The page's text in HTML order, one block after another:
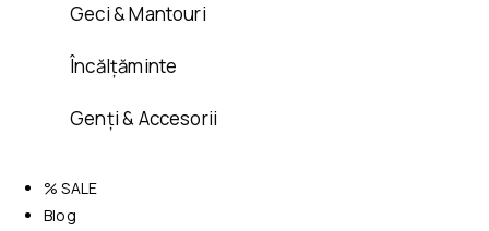
Geci & Mantouri
Încălțăminte
Genți & Accesorii
% SALE
Blog